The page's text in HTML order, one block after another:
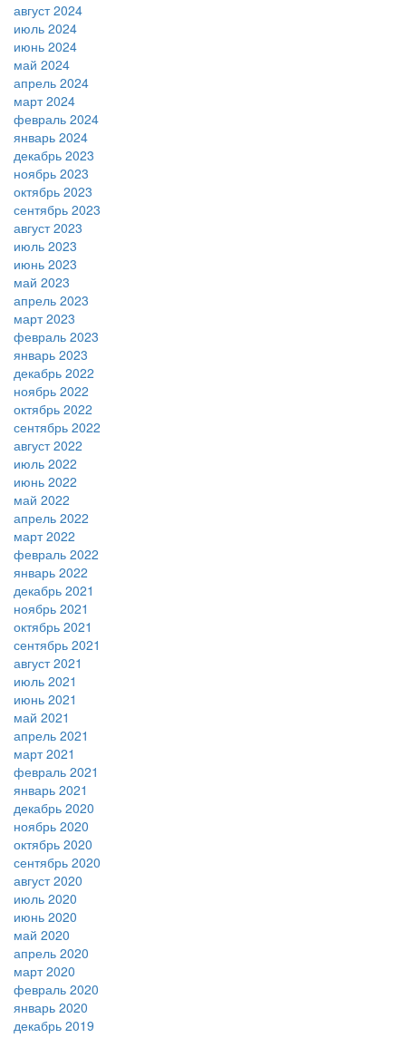
август 2024
июль 2024
июнь 2024
май 2024
апрель 2024
март 2024
февраль 2024
январь 2024
декабрь 2023
ноябрь 2023
октябрь 2023
сентябрь 2023
август 2023
июль 2023
июнь 2023
май 2023
апрель 2023
март 2023
февраль 2023
январь 2023
декабрь 2022
ноябрь 2022
октябрь 2022
сентябрь 2022
август 2022
июль 2022
июнь 2022
май 2022
апрель 2022
март 2022
февраль 2022
январь 2022
декабрь 2021
ноябрь 2021
октябрь 2021
сентябрь 2021
август 2021
июль 2021
июнь 2021
май 2021
апрель 2021
март 2021
февраль 2021
январь 2021
декабрь 2020
ноябрь 2020
октябрь 2020
сентябрь 2020
август 2020
июль 2020
июнь 2020
май 2020
апрель 2020
март 2020
февраль 2020
январь 2020
декабрь 2019